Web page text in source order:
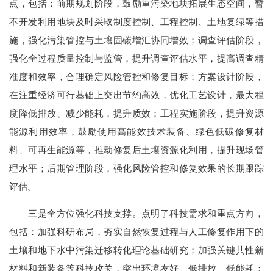
点，包括：前期规划阶段，鼓励重污染地块拓展生态空间，暂
不开发利用地块及时采取制度控制、工程控制、土地复绿等措
施，强化污染管控与土壤固碳增汇协同增效；调查评估阶段，
强化全过程质量控制与监管，提升调查评估水平，提高调查精
准度和效率，合理确定风险管控和修复目标；方案设计阶段，
在注重经济可行基础上突出节约高效，优化工艺设计，最大程
度降低排放、减少能耗，提升质效；工程实施阶段，提升资源
能源利用效率，鼓励使用高能效技术装备、绿色低碳修复材
料、可再生能源等，推动修复后土壤资源化利用，提升现场管
理水平；后期管理阶段，强化风险管控和修复效果的长期跟踪
评估。
三是全方位强化科技支撑。点明了科技需求和重点方向，
包括：加强科研布局，夯实自然恢复过程与人工修复作用下的
土壤和地下水中污染迁移转化理论基础研究；加强关键共性新
材料和新装备等科技攻关，突出环境友好、低排放、低能耗；